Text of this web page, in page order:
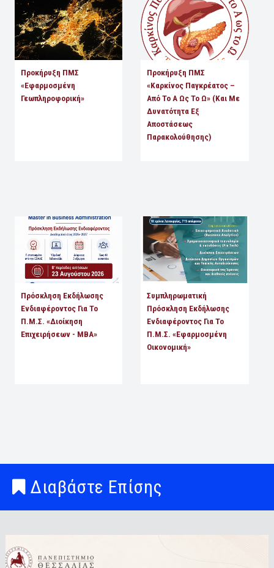
Προκήρυξη ΠΜΣ
«Εφαρμοσμένη
Γεωπληροφορική»
Προκήρυξη ΠΜΣ
«Καρκίνος Παγκρέατος –
Από Το Α Ως Το Ω» (και Με
Δυνατότητα Εξ
Αποστάσεως
Παρακολούθησης)
Πρόσκληση Εκδήλωσης
Ενδιαφέροντος Για Το
Π.Μ.Σ. «Διοίκηση
Επιχειρήσεων - MBA»
Συμπληρωματική
Πρόσκληση Εκδήλωσης
Ενδιαφέροντος Για Το
Π.Μ.Σ. «Εφαρμοσμένη
Οικονομική»
Διαβάστε Επίσης